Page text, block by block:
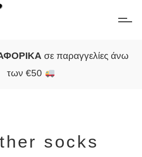
σε παραγγελίες άνω
των €50
socks